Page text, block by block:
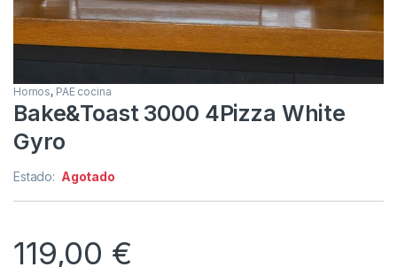
Hornos, PAE cocina
Bake&Toast 3000 4Pizza White
Gyro
Estado: Agotado
119,00 €